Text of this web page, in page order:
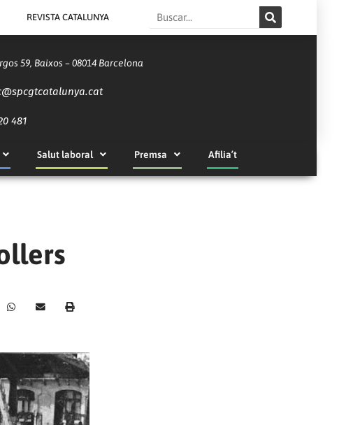
REVISTA CATALUNYA Search
59, Baixos – 08014 Barcelona
spcgtcatalunya.cat
481
Salut laboral Premsa Afilia’t